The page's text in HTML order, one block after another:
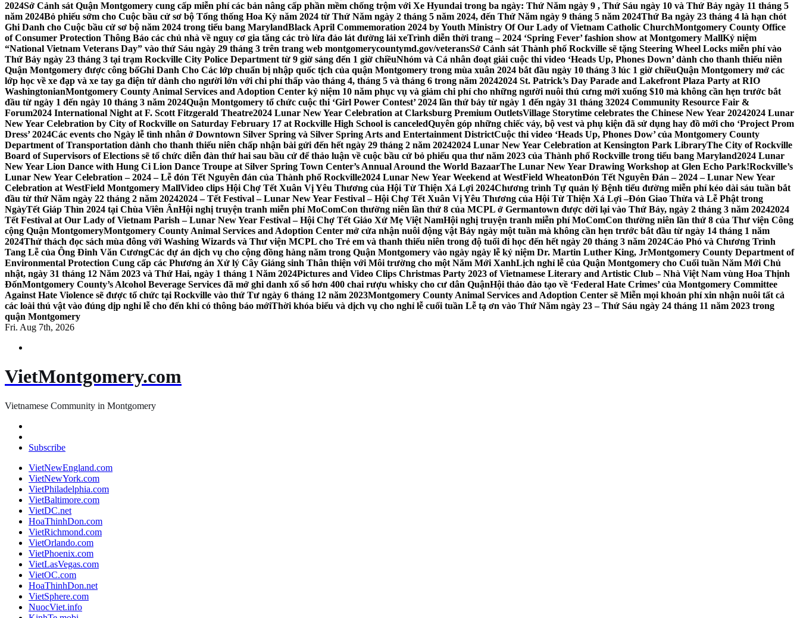
2024Sở Cảnh sát Quận Montgomery cung cấp miễn phí các bản nâng cấp phần mềm chống trộm với Xe Hyundai trong ba ngày: Thứ Năm ngày 9 , Thứ Sáu ngày 10 và Thứ Bảy ngày 11 tháng 5
năm 2024Bỏ phiếu sớm cho Cuộc bầu cử sơ bộ Tổng thống Hoa Kỳ năm 2024 từ Thứ Năm ngày 2 tháng 5 năm 2024, đến Thứ Năm ngày 9 tháng 5 năm 2024Thứ Ba ngày 23 tháng 4 là hạn chót
Ghi Danh cho Cuộc bầu cử sơ bộ năm 2024 trong tiểu bang MarylandBlack April Commemoration 2024 by Youth Ministry Of Our Lady of Vietnam Catholic ChurchMontgomery County Office
of Consumer Protection Thông Báo các chủ nhà về nguy cơ gia tăng các trò lừa đảo lát đường lái xeTrình diễn thời trang – 2024 ‘Spring Fever’ fashion show at Montgomery MallKỷ niệm
“National Vietnam Veterans Day” vào thứ Sáu ngày 29 tháng 3 trên trang web montgomerycountymd.gov/veteransSở Cảnh sát Thành phố Rockville sẽ tặng Steering Wheel Locks miễn phí vào
Thứ Bảy ngày 23 tháng 3 tại trạm Rockville City Police Department từ 9 giờ sáng đến 1 giờ chiềuNhóm và Cá nhân đoạt giải cuộc thi video ‘Heads Up, Phones Down’ dành cho thanh thiếu niên
Quận Montgomery được công bốGhi Danh Cho Các lớp chuẩn bị nhập quốc tịch của quận Montgomery trong mùa xuân 2024 bắt đầu ngày 10 tháng 3 lúc 1 giờ chiềuQuận Montgomery mở các
lớp học về xe đạp và xe tay ga điện tử dành cho người lớn với chi phí thấp vào tháng 4, tháng 5 và tháng 6 trong năm 20242024 St. Patrick’s Day Parade and Lakefront Plaza Party at RIO
WashingtonianMontgomery County Animal Services and Adoption Center kỷ niệm 10 năm phục vụ và giảm chi phí cho những người nuôi thú cưng mới xuống $10 mà không cần hẹn trước bắt
đầu từ ngày 1 đến ngày 10 tháng 3 năm 2024Quận Montgomery tổ chức cuộc thi ‘Girl Power Contest’ 2024 lần thứ bảy từ ngày 1 đến ngày 31 tháng 32024 Community Resource Fair &
Forum2024 International Night at F. Scott Fitzgerald Theatre2024 Lunar New Year Celebration at Clarksburg Premium OutletsVillage Storytime celebrates the Chinese New Year 20242024 Lunar
New Year Celebration by City of Rockville on Saturday February 17 at Rockville High School is canceledQuyên góp những chiếc váy, bộ vest và phụ kiện đã sử dụng hay đồ mới cho ‘Project Prom
Dress’ 2024Các events cho Ngày lễ tình nhân ở Downtown Silver Spring và Silver Spring Arts and Entertainment DistrictCuộc thi video ‘Heads Up, Phones Dow’ của Montgomery County
Department of Transportation dành cho thanh thiếu niên chấp nhận bài gửi đến hết ngày 29 tháng 2 năm 20242024 Lunar New Year Celebration at Kensington Park LibraryThe City of Rockville
Board of Supervisors of Elections sẽ tổ chức diễn đàn thứ hai sau bầu cử để thảo luận về cuộc bầu cử bỏ phiếu qua thư năm 2023 của Thành phố Rockville trong tiểu bang Maryland2024 Lunar
New Year Lion Dance with Hung Ci Lion Dance Troupe at Silver Spring Town Center’s Annual Around the World BazaarThe Lunar New Year Drawing Workshop at Glen Echo Park!Rockville’s
Lunar New Year Celebration – 2024 – Lễ đón Tết Nguyên đán của Thành phố Rockville2024 Lunar New Year Weekend at WestField WheatonĐón Tết Nguyên Đán – 2024 – Lunar New Year
Celebration at WestField Montgomery MallVideo clips Hội Chợ Tết Xuân Vị Yêu Thương của Hội Từ Thiện Xá Lợi 2024Chương trình Tự quản lý Bệnh tiểu đường miễn phí kéo dài sáu tuần bắt
đầu từ thứ Năm ngày 22 tháng 2 năm 20242024 – Tết Festival – Lunar New Year Festival – Hội Chợ Tết Xuân Vị Yêu Thương của Hội Từ Thiện Xá Lợi –Đón Giao Thừa và Lễ Phật trong
NgàyTết Giáp Thìn 2024 tại Chùa Viên ÂnHội nghị truyện tranh miễn phí MoComCon thường niên lần thứ 8 của MCPL ở Germantown được dời lại vào Thứ Bảy, ngày 2 tháng 3 năm 20242024
Tết Festival at Our Lady of Vietnam Parish – Lunar New Year Festival – Hội Chợ Tết Giáo Xứ Mẹ Việt NamHội nghị truyện tranh miễn phí MoComCon thường niên lần thứ 8 của Thư viện Công
cộng Quận MontgomeryMontgomery County Animal Services and Adoption Center mở cửa nhận nuôi động vật Bảy ngày một tuần mà không cần hẹn trước bắt đầu từ ngày 14 tháng 1 năm
2024Thử thách đọc sách mùa đông với Washing Wizards và Thư viện MCPL cho Trẻ em và thanh thiếu niên trong độ tuổi đi học đến hết ngày 20 tháng 3 năm 2024Cáo Phó và Chương Trình
Tang Lễ của Ông Đinh Văn CươngCác dự án dịch vụ cho cộng đồng hàng năm trong Quận Montgomery vào ngày ngày lễ kỷ niệm Dr. Martin Luther King, JrMontgomery County Department of
Environmental Protection Cung cấp các Phương án Xử lý Cây Giáng sinh Thân thiện với Môi trường cho một Năm Mới XanhLịch nghỉ lễ của Quận Montgomery cho Cuối tuần Năm Mới Chủ
nhật, ngày 31 tháng 12 Năm 2023 và Thứ Hai, ngày 1 tháng 1 Năm 2024Pictures and Video Clips Christmas Party 2023 of Vietnamese Literary and Artistic Club – Nhà Việt Nam vùng Hoa Thịnh
ĐốnMontgomery County’s Alcohol Beverage Services đã mở ghi danh xổ số hơn 400 chai rượu whisky cho cư dân QuậnHội thảo đào tạo về ‘Federal Hate Crimes’ của Montgomery Committee
Against Hate Violence sẽ được tổ chức tại Rockville vào thứ Tư ngày 6 tháng 12 năm 2023Montgomery County Animal Services and Adoption Center sẽ Miễn mọi khoản phí xin nhận nuôi tất cả
các loài thú vật vào đúng dịp nghỉ lễ cho đến khi có thông báo mớiThời khóa biểu và dịch vụ cho nghỉ lễ cuối tuần Lễ tạ ơn vào Thứ Năm ngày 23 – Thứ Sáu ngày 24 tháng 11 năm 2023 trong
quận Montgomery
Fri. Aug 7th, 2026
VietMontgomery.com
Vietnamese Community in Montgomery
Subscribe
VietNewEngland.com
VietNewYork.com
VietPhiladelphia.com
VietBaltimore.com
VietDC.net
HoaThinhDon.com
VietRichmond.com
VietOrlando.com
VietPhoenix.com
VietLasVegas.com
VietOC.com
HoaThinhDon.net
VietSphere.com
NuocViet.info